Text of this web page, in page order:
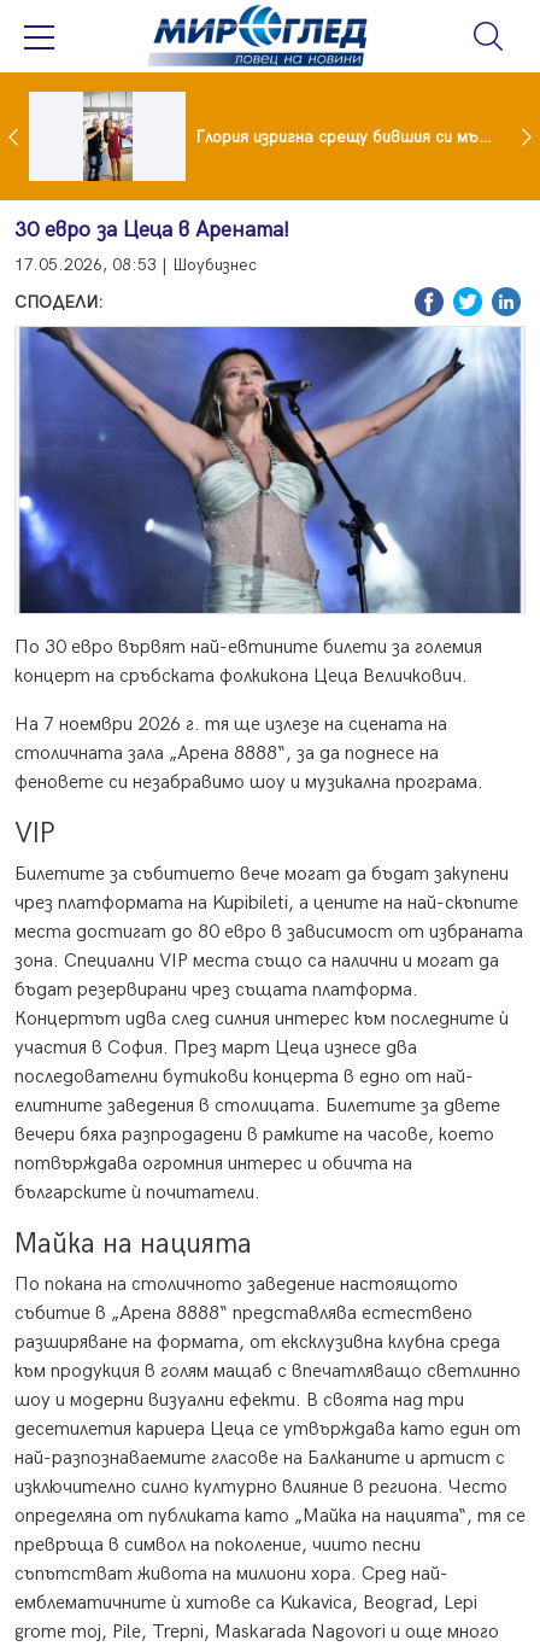
Мария и майка си построиха къща от 8000 стъклени бутилки Глория изригна срещу бившия си мъж: Беше със 120-килограмова жена! Искаше бърза печалба...
30 евро за Цеца в Арената!
17.05.2026, 08:53 | Шоубизнес
СПОДЕЛИ:
По 30 евро вървят най-евтините билети за големия
концерт на сръбската фолкикона Цеца Величкович.
На 7 ноември 2026 г. тя ще излезе на сцената на
столичната зала „Арена 8888“, за да поднесе на
феновете си незабравимо шоу и музикална програма.
VIP
Билетите за събитието вече могат да бъдат закупени
чрез платформата на Kupibileti, а цените на най-скъпите
места достигат до 80 евро в зависимост от избраната
зона. Специални VIP места също са налични и могат да
бъдат резервирани чрез същата платформа.
Концертът идва след силния интерес към последните ѝ
участия в София. През март Цеца изнесе два
последователни бутикови концерта в едно от най-
елитните заведения в столицата. Билетите за двете
вечери бяха разпродадени в рамките на часове, което
потвърждава огромния интерес и обичта на
българските ѝ почитатели.
Майка на нацията
По покана на столичното заведение настоящото
събитие в „Арена 8888“ представлява естествено
разширяване на формата, от ексклузивна клубна среда
към продукция в голям мащаб с впечатляващо светлинно
шоу и модерни визуални ефекти. В своята над три
десетилетия кариера Цеца се утвърждава като един от
най-разпознаваемите гласове на Балканите и артист с
изключително силно културно влияние в региона. Често
определяна от публиката като „Майка на нацията“, тя се
превръща в символ на поколение, чиито песни
съпътстват живота на милиони хора. Сред най-
емблематичните ѝ хитове са Kukavica, Beograd, Lepi
grome moj, Pile, Trepni, Maskarada Nagovori и още много